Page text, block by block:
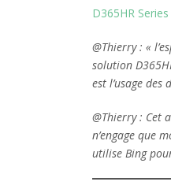
D365HR
@Thierry : «
solution
est l’usage des
@Thierry : Cet
n’engage que
utilise Bing